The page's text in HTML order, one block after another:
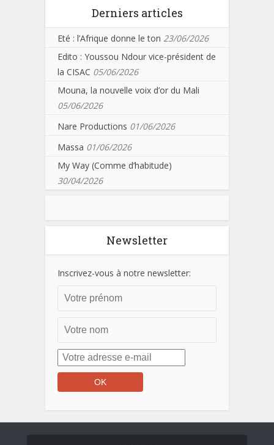
Derniers articles
Eté : l’Afrique donne le ton 23/06/2026
Edito : Youssou Ndour vice-président de
la CISAC 05/06/2026
Mouna, la nouvelle voix d’or du Mali
05/06/2026
Nare Productions 01/06/2026
Massa 01/06/2026
My Way (Comme d’habitude)
30/04/2026
Newsletter
Inscrivez-vous à notre newsletter: